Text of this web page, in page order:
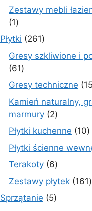
Zestawy mebli
11
produkt
Płytki 261261
produktów
Gresy szkliwione i
6161
produktów
Gresy techniczne 15
Kamień naturalny,
marmury 22
produkty
Płytki kuchenne 1010
Płytki ścienne
Terakoty 66
produktów
Zestawy płytek 161
Sprzątanie 55